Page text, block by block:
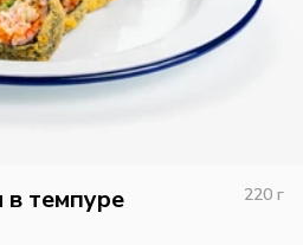
темпуре 220 г